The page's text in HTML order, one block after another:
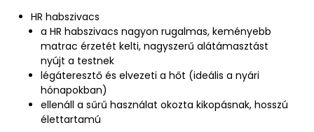
HR habszivacs
a HR habszivacs nagyon rugalmas, keményebb
matrac érzetét kelti, nagyszerű alátámasztást
nyújt a testnek
légáteresztő és elvezeti a hőt (ideális a nyári
hónapokban)
ellenáll a sűrű használat okozta kikopásnak, hosszú
élettartamú